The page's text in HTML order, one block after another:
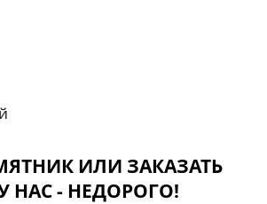
ИЛИ ЗАКАЗАТЬ
НАС - НЕДОРОГО!